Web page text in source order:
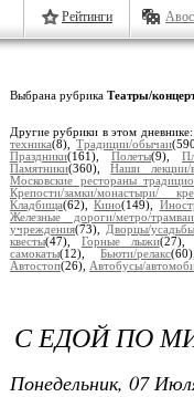
Рейтинги
Выбрана рубрика Театры/
Другие рубрики в этом
техника(8),Традиции/обычаи
Праздники(161), Полеты(9),
Памятники(360),Наши лекции/
Московские рестораны
Крепости/замки/монастыри/
Кладбища(62),Кино(149),
Железные дороги/метро/трамваи
учреждения(73), Дворцы/усадьбы
квесты(47), Горные лыжи
самокаты(12),Бьюти/релакс
Автостоп(26), Автобусы/
С ЕДОЙ ПО
Понедельник, 07